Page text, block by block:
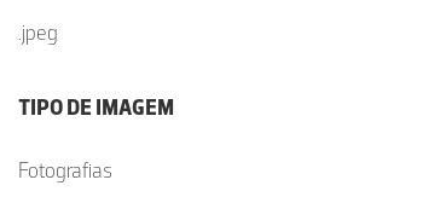
.jpeg
TIPO DE IMAGEM
Fotografias